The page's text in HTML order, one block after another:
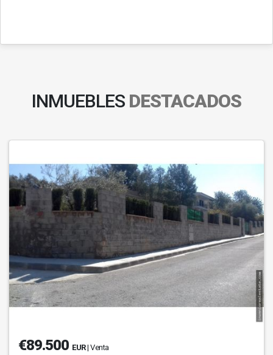
INMUEBLES DESTACADOS
€89.500 EUR| Venta